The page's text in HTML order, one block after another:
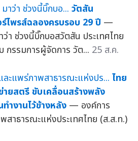
วัตสัน
ร์ไพรส์ฉลองครบรอบ 29 ปี —
า ช่วงนี้บิ๊กบอสวัตสัน ประเทศไทย
รรมการผู้จัดการ วัต... 25 ส.ค.
ไทย
ยสตรี ขับเคลื่อนสร้างพลัง
ำงานไว้ข้างหลัง — องค์การ
สาธารณะแห่งประเทศไทย (ส.ส.ท.)